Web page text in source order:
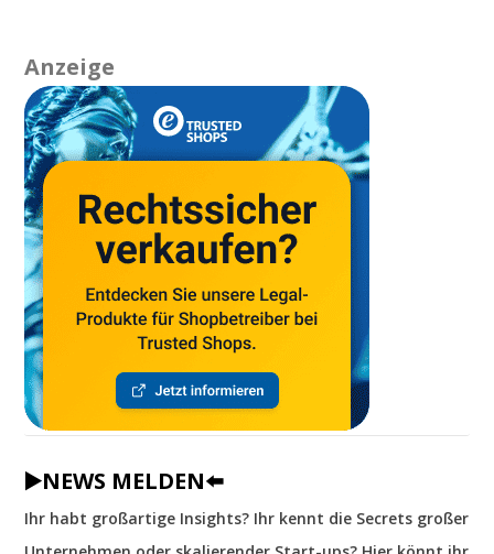
Anzeige
▶️NEWS MELDEN⬅️
Ihr habt großartige Insights? Ihr kennt die Secrets großer